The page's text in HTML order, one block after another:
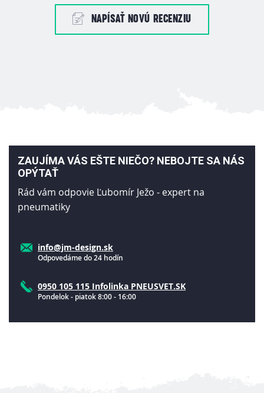
NAPÍSAŤ NOVÚ RECENZIU
ZAUJÍMA VÁS EŠTE NIEČO? NEBOJTE SA NÁS
OPÝTAŤ
Rád vám odpovie Ľubomír Ježo - expert na
pneumatiky
info@jm-design.sk
Odpovedáme do 24 hodín
0950 105 115 Infolinka PNEUSVET.SK
Pondelok - piatok 8:00 - 16:00